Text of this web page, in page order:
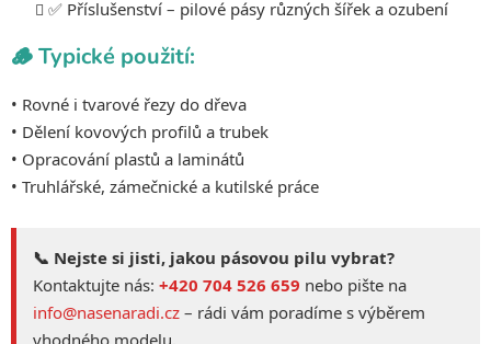
u
✅ Příslušenství – pilové pásy různých šířek a ozubení
🪵 Typické použití:
• Rovné i tvarové řezy do dřeva
• Dělení kovových profilů a trubek
• Opracování plastů a laminátů
• Truhlářské, zámečnické a kutilské práce
📞 Nejste si jisti, jakou pásovou pilu vybrat?
Kontaktujte nás: +420 704 526 659 nebo pište na
info@nasenaradi.cz – rádi vám poradíme s výběrem
vhodného modelu.